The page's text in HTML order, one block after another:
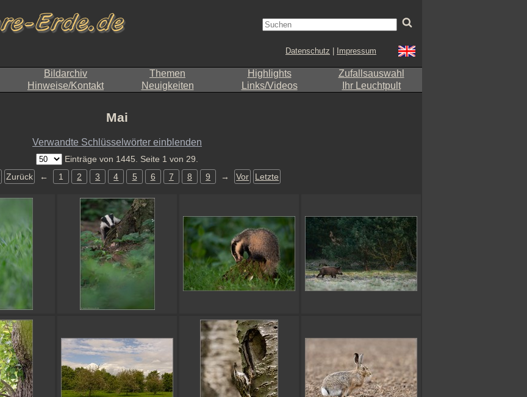
Datenschutz Impressum
Bildarchiv Themen Highlights
Zufallsauswahl
Hinweise/Kontakt Neuigkeiten Links/Videos Ihr Leuchtpult
Mai
Verwandte Schlüsselwörter einblenden
Einträge von 1445. Seite 1 von 29.
Zurück ← 1 2 3 4 5 6 7 8 9 → Vor Letzte